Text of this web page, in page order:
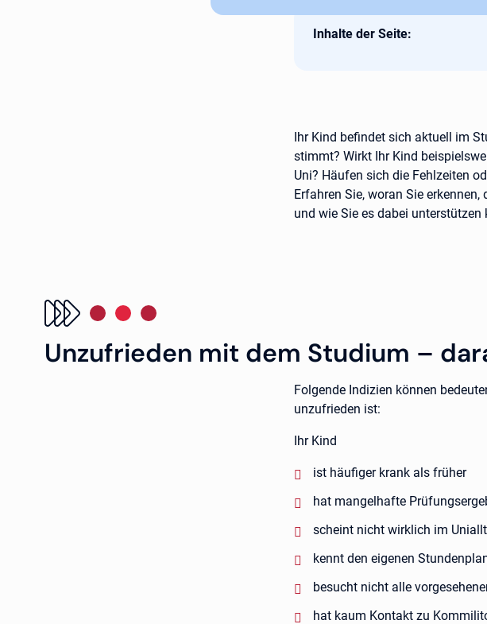
Inhalte der Seite:
Ihr Kind befindet sich aktuell im
stimmt? Wirkt Ihr Kind
Uni? Häufen sich die Fehlzeiten
Erfahren Sie, woran Sie
und wie Sie es dabei unterstützen
Unzufrieden mit dem Studium –
Folgende Indizien können
unzufrieden ist:
Ihr Kind
negativ:
ist häufiger krank als früher
negativ:
hat mangelhafte
negativ:
scheint nicht wirklich im
negativ:
kennt den eigenen
negativ:
besucht nicht alle
negativ:
hat kaum Kontakt zu